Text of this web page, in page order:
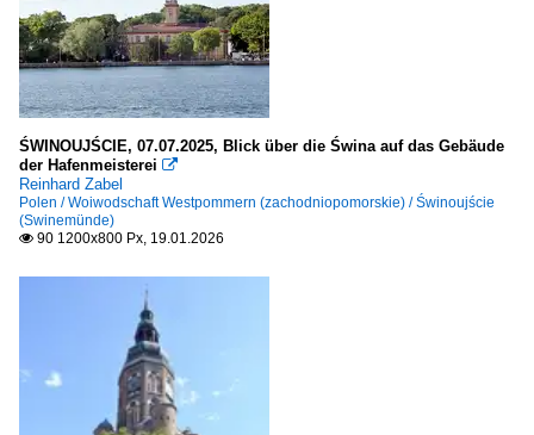
Dresden (Kreisfreie Stadt)
Leipzig (Kreisfreie Stadt)
LK Görlitz: Görlitz
Schleswig-Holstein
Flensburg
Kiel
Lübeck
Frankreich
Grand Est
ŚWINOUJŚCIE, 07.07.2025, Blick über die Świna auf das Gebäude
der Hafenmeisterei 
Reinhard Zabel
Polen / Woiwodschaft Westpommern (zachodniopomorskie) / Świnoujście
(Swinemünde)
 90 1200x800 Px, 19.01.2026